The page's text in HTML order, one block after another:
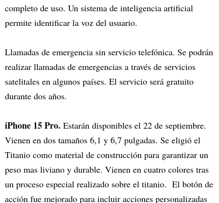
completo de uso. Un sistema de inteligencia artificial
permite identificar la voz del usuario.
Llamadas de emergencia sin servicio telefónica. Se podrán
realizar llamadas de emergencias a través de servicios
satelitales en algunos países. El servicio será gratuito
durante dos años.
iPhone 15 Pro. Estarán disponibles el 22 de septiembre.
Vienen en dos tamaños 6,1 y 6,7 pulgadas. Se eligió el
Titanio como material de construcción para garantizar un
peso mas liviano y durable. Vienen en cuatro colores tras
un proceso especial realizado sobre el titanio. El botón de
acción fue mejorado para incluir acciones personalizadas